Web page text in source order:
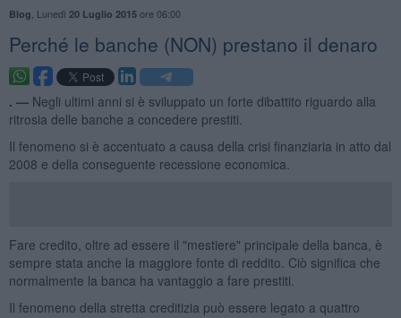
Blog Lunedì 20 Luglio 2015ore 06:00
​Perché le banche (NON) prestano il denaro
. — Negli ultimi anni si è sviluppato un forte dibattito riguardo alla
ritrosia delle banche a concedere prestiti.
Il fenomeno si è accentuato a causa della crisi finanziaria in atto dal
2008 e della conseguente recessione economica.
Fare credito, oltre ad essere il "mestiere" principale della banca, è
sempre stata anche la maggiore fonte di reddito. Ciò significa che
normalmente la banca ha vantaggio a fare prestiti.
Il fenomeno della stretta creditizia può essere legato a quattro